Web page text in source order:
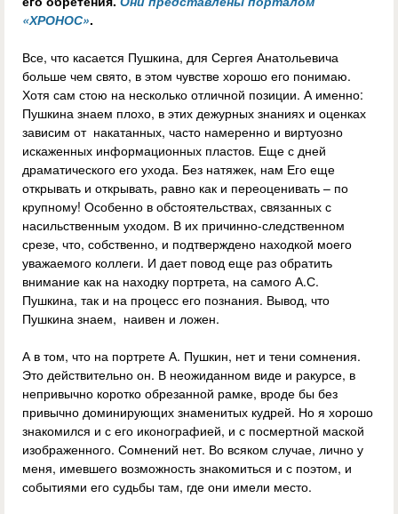
«ХРОНОС».
Все, что касается Пушкина, для Сергея Анатольевича
больше чем свято, в этом чувстве хорошо его понимаю.
Хотя сам стою на несколько отличной позиции. А именно:
Пушкина знаем плохо, в этих дежурных знаниях и оценках
зависим от накатанных, часто намеренно и виртуозно
искаженных информационных пластов. Еще с дней
драматического его ухода. Без натяжек, нам Его еще
открывать и открывать, равно как и переоценивать – по
крупному! Особенно в обстоятельствах, связанных с
насильственным уходом. В их причинно-следственном
срезе, что, собственно, и подтверждено находкой моего
уважаемого коллеги. И дает повод еще раз обратить
внимание как на находку портрета, на самого А.С.
Пушкина, так и на процесс его познания. Вывод, что
Пушкина знаем, наивен и ложен.
А в том, что на портрете А. Пушкин, нет и тени сомнения.
Это действительно он. В неожиданном виде и ракурсе, в
непривычно коротко обрезанной рамке, вроде бы без
привычно доминирующих знаменитых кудрей. Но я хорошо
знакомился и с его иконографией, и с посмертной маской
изображенного. Сомнений нет. Во всяком случае, лично у
меня, имевшего возможность знакомиться и с поэтом, и
событиями его судьбы там, где они имели место.